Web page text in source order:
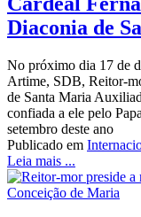
Diaconia de
No próximo dia 17 de
Artime, SDB, Reitor-
de Santa Maria
confiada a ele pelo
setembro deste ano
Publicado em
Leia mais ...